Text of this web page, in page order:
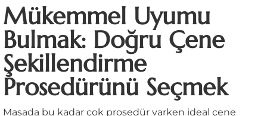
Mükemmel Uyumu
Bulmak: Doğru Çene
Şekillendirme
Prosedürünü Seçmek
Masada bu kadar çok prosedür varken ideal çene